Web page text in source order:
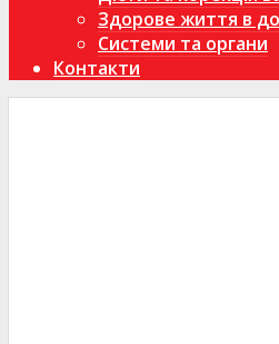
Здорове життя в
Системи та органи
Контакти